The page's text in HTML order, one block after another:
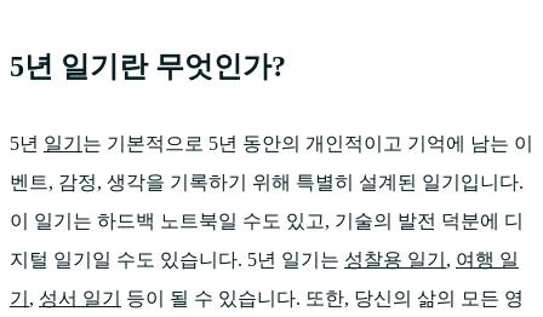
5년 일기란 무엇인가?
5년 일기 는 기본적으로 5년 동안의 개인적이고 기억에 남는 이
벤트, 감정, 생각을 기록하기 위해 특별히 설계된 일기입니다.
이 일기는 하드백 노트북일 수도 있고, 기술의 발전 덕분에 디
지털 일기일 수도 있습니다. 5년 일기는 성찰용 일기 , 여행 일
기 , 성서 일기
등이 될 수 있습니다. 또한, 당신의 삶의 모든 영